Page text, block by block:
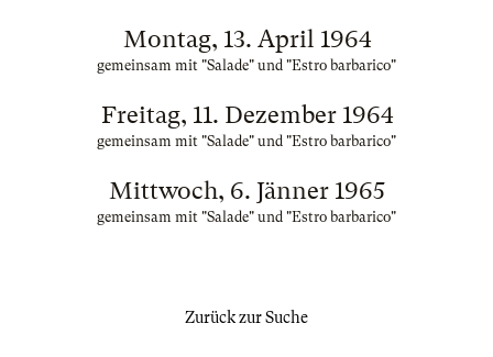
Montag, 13. April 1964
gemeinsam mit "Salade" und "Estro barbarico"
Freitag, 11. Dezember 1964
gemeinsam mit "Salade" und "Estro barbarico"
Mittwoch, 6. Jänner 1965
gemeinsam mit "Salade" und "Estro barbarico"
Zurück zur Suche